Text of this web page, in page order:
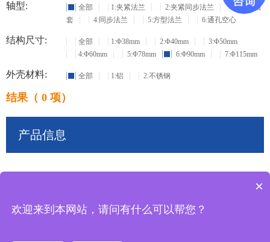
轴型: 全部 1:夹紧法兰 2:夹紧同步法兰
3:盲孔轴
套
4:同步法兰 5:方型法兰 6:通孔空心
结构尺寸: 全部 1:Φ38mm 2:Φ40mm
3:Φ50mm
4:Φ60mm
5:Φ78mm 6:Φ90mm 7:Φ115mm
外壳材料: 全部 1:铝 2:不锈钢
结果（ 0 项）
产品信息
×
欢迎来到本网站，请问有什么可以帮您？